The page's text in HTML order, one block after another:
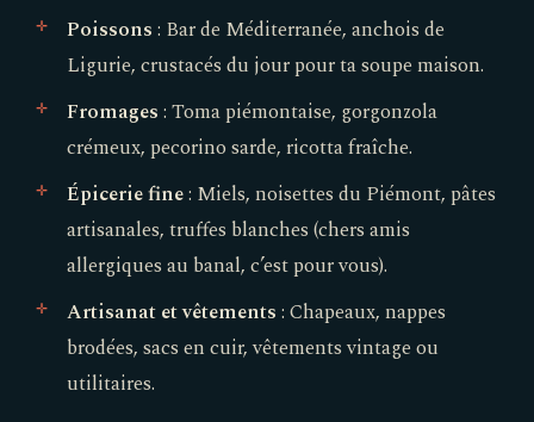
Poissons : Bar de Méditerranée, anchois de
Ligurie, crustacés du jour pour ta soupe maison.
Fromages : Toma piémontaise, gorgonzola
crémeux, pecorino sarde, ricotta fraîche.
Épicerie fine: Miels, noisettes du Piémont, pâtes
artisanales, truffes blanches (chers amis
allergiques au banal, c’est pour vous).
Artisanat et vêtements : Chapeaux, nappes
brodées, sacs en cuir, vêtements vintage ou
utilitaires.